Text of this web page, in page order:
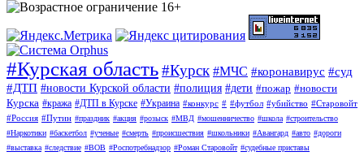
#Курская область#Курск #МЧС #коронавирус #суд
#ДТП #новости Курской области #полиция #дети #пожар #новости
Курска #кража #ДТП в Курске #Украина #конкурс # #футбол #убийство #Старовойт
#Россия #Путин #праздник #акция #розыск #МВД #мошенничество #школа #строительство
#Наркотики #баскетбол #ученые #смерть #происшествия #школьники #Авангард #авто #дороги
#выставка #следствие #ВОВ #Роспотребнадзор #Роман Старовойт #судебные приставы